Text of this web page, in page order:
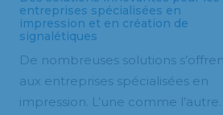
entreprises spécialisées en
impression et en création de
signalétiques
De nombreuses solutions
aux entreprises spécialisées en
impression. L’une comme l’autre…